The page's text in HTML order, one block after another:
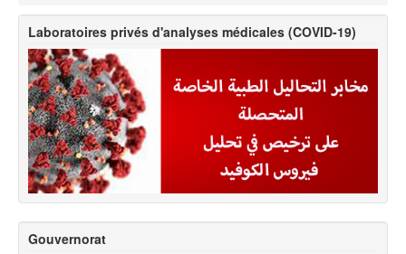
Laboratoires privés d'analyses médicales (COVID-19)
Gouvernorat